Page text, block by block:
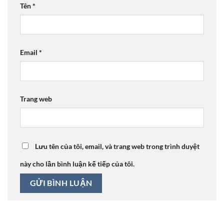
Tên*
Email *
Trang web
Lưu tên của tôi, email, và trang web trong trình duyệt
này cho lần bình luận kế tiếp của tôi.